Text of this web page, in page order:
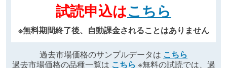
試読申込はこちら
※無料期間終了後、自動課金されることはありません
過去市場価格のサンプルデータは こちら
過去市場価格の品種一覧は こちら ※無料の試読では、過